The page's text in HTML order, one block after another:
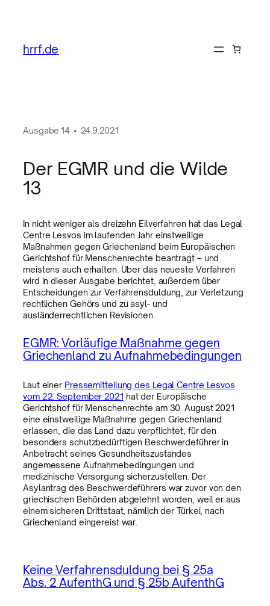
hrrf.de
Ausgabe14 • 24.9.2021
Der EGMR und die Wilde
13
In nicht weniger als dreizehn Eilverfahren hat das Legal
Centre Lesvos im laufenden Jahr einstweilige
Maßnahmen gegen Griechenland beim Europäischen
Gerichtshof für Menschenrechte beantragt – und
meistens auch erhalten. Über das neueste Verfahren
wird in dieser Ausgabe berichtet, außerdem über
Entscheidungen zur Verfahrensduldung, zur Verletzung
rechtlichen Gehörs und zu asyl- und
ausländerrechtlichen Revisionen.
EGMR: Vorläufige Maßnahme gegen
Griechenland zu Aufnahmebedingungen
Laut einer Pressemitteilung des Legal Centre Lesvos
vom 22. September 2021 hat der Europäische
Gerichtshof für Menschenrechte am 30. August 2021
eine einstweilige Maßnahme gegen Griechenland
erlassen, die das Land dazu verpflichtet, für den
besonders schutzbedürftigen Beschwerdeführer in
Anbetracht seines Gesundheitszustandes
angemessene Aufnahmebedingungen und
medizinische Versorgung sicherzustellen. Der
Asylantrag des Beschwerdeführers war zuvor von den
griechischen Behörden abgelehnt worden, weil er aus
einem sicheren Drittstaat, nämlich der Türkei, nach
Griechenland eingereist war.
Keine Verfahrensduldung bei § 25a
Abs. 2 AufenthG und § 25b AufenthG